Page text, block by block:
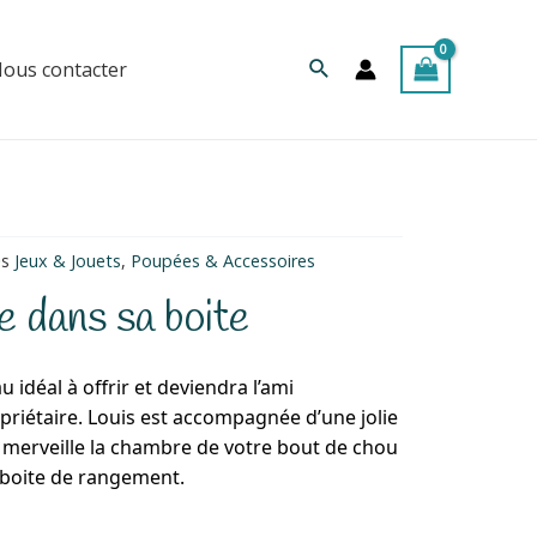
contacter Rechercher
Jeux & Jouets, Poupées & Accessoires
dans sa boite
idéal à offrir et deviendra l’ami
Louis est accompagnée d’une jolie
la chambre de votre bout de chou
de rangement.